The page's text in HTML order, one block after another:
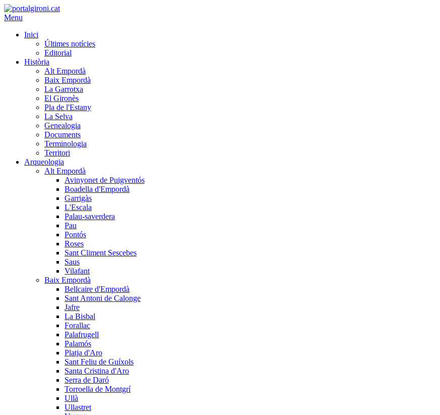
Menu
Inici
Últimes notícies
Editorial
Història
Alt Empordà
Baix Empordà
La Garrotxa
El Gironès
Pla de l'Estany
La Selva
Genealogia
Documents
Terminologia
Territori
Arqueologia
Alt Empordà
Avinyonet de Puigventós
Boadella d'Empordà
Garrigàs
L'Escala
Palau-saverdera
Pau
Pontós
Roses
Sant Climent Sescebes
Saus
Vilafant
Baix Empordà
Bellcaire d'Empordà
Sant Antoni de Calonge
Jafre
La Bisbal
Forallac
Palafrugell
Palamós
Platja d'Aro
Sant Feliu de Guíxols
Santa Cristina d'Aro
Serra de Daró
Torroella de Montgrí
Ullà
Ullastret